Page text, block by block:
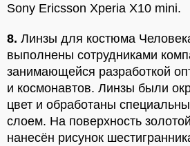
Sony Ericsson Xperia X10 mini.
8. Линзы для костюма
выполнены сотрудниками
занимающейся разработкой
и космонавтов. Линзы были
цвет и обработаны
слоем. На поверхность
нанесён рисунок